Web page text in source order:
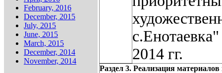
February, 2016
December, 2015
July, 2015
June, 2015
March, 2015
December, 2014
November, 2014
2014 гг.
Раздел 3. Реализация